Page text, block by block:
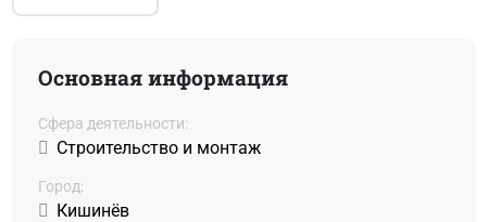
Основная информация
Сфера деятельности:
Строительство и монтаж
Город:
Кишинёв